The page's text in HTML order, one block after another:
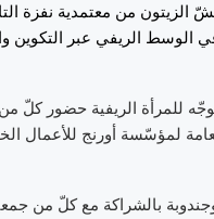
الزيتون من معتمدية نفزة
الوسط الريفي عبر التكوين
للمرأة الريفية حضور كلّ من
لمؤسّسة أورنج للأعمال
بالشراكة مع كلّ من